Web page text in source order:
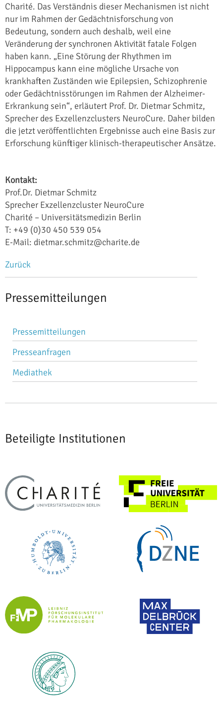
Charité. Das Verständnis dieser Mechanismen ist nicht
nur im Rahmen der Gedächtnisforschung von
Bedeutung, sondern auch deshalb, weil eine
Veränderung der synchronen Aktivität fatale Folgen
haben kann. „Eine Störung der Rhythmen im
Hippocampus kann eine mögliche Ursache von
krankhaften Zuständen wie Epilepsien, Schizophrenie
oder Gedächtnisstörungen im Rahmen der Alzheimer-
Erkrankung sein“, erläutert Prof. Dr. Dietmar Schmitz,
Sprecher des Exzellenzclusters NeuroCure. Daher bilden
die jetzt veröffentlichten Ergebnisse auch eine Basis zur
Erforschung künftiger klinisch-therapeutischer Ansätze.
Kontakt:
Prof.Dr. Dietmar Schmitz
Sprecher Exzellenzcluster NeuroCure
Charité – Universitätsmedizin Berlin
T: +49 (0)30 450 539 054
E-Mail: dietmar.schmitz@charite.de
Zurück
Pressemitteilungen
Navigation
überspringen
Pressemitteilungen
Presseanfragen
Mediathek
Beteiligte Institutionen